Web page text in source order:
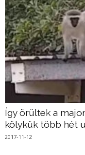
Így örültek a
kölykük több hét
2017-11-12